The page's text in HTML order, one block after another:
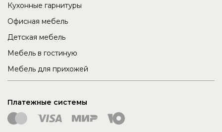
Кухонные гарнитуры
Офисная мебель
Детская мебель
Мебель в гостиную
Мебель для прихожей
Платежные системы